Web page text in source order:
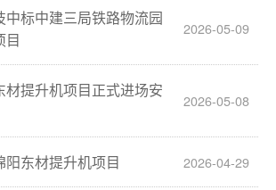
中标中建三局铁路物流园
目
2026-05-09
材提升机项目正式进场安
2026-05-08
阳东材提升机项目 2026-04-29